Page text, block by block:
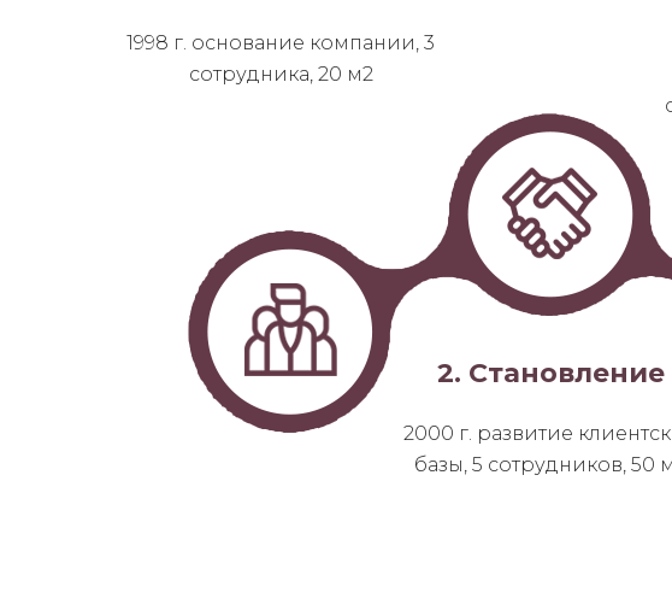
1998 г. основание компании, 3
сотрудника, 20 м2
2. Становление
2000 г. развитие
базы, 5 сотрудников, 50